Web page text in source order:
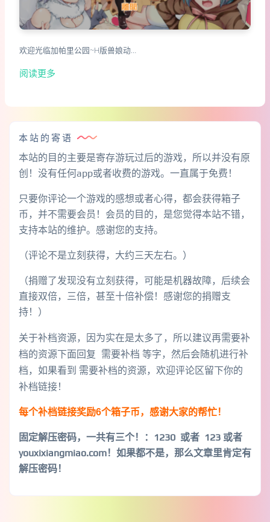
欢迎光临加帕里公园~H版兽娘动…
阅读更多
本站的寄语
本站的目的主要是寄存游玩过后的游戏，所以并没有原
创！没有任何app或者收费的游戏。一直属于免费！
只要你评论一个游戏的感想或者心得，都会获得箱子
币，并不需要会员！会员的目的，是您觉得本站不错，
支持本站的维护。感谢您的支持。
（评论不是立刻获得，大约三天左右。）
（捐赠了发现没有立刻获得，可能是机器故障，后续会
直接双倍，三倍，甚至十倍补偿！感谢您的捐赠支
持！）
关于补档资源，因为实在是太多了，所以建议再需要补
档的资源下面回复 需要补档 等字，然后会随机进行补
档，如果看到 需要补档的资源，欢迎评论区留下你的
补档链接！
每个补档链接奖励6个箱子币，感谢大家的帮忙！
固定解压密码，一共有三个！
：1230 或者 123 或者
youxixiangmiao.com！如果都不是，那么文章里肯定有
解压密码！